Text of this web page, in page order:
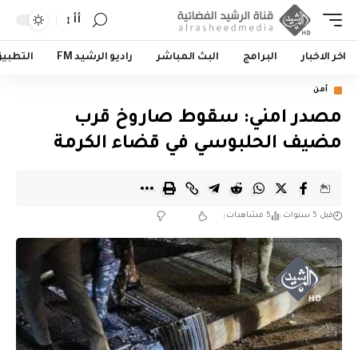
أأ
اخر الاخبار البرامج البث المباشر راديو الرشيد FM
أمن
مصدر امني: سقوط صاروخ قرب
مضيف الحلبوسي في قضاء الكرمة
قبل 5 سنوات 5 مشاهدات